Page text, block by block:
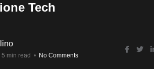
Tech
5 min read No Comments